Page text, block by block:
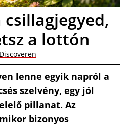
a lottón
lenne egyik napról a
szelvény, egy jól
pillanat. Az
bizonyos